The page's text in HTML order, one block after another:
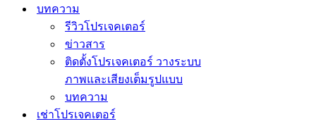
บทความ
รีวิวโปรเจคเตอร์
ข่าวสาร
ติดตั้งโปรเจคเตอร์ วางระบบ
ภาพและเสียงเต็มรูปแบบ
บทความ
เช่าโปรเจคเตอร์